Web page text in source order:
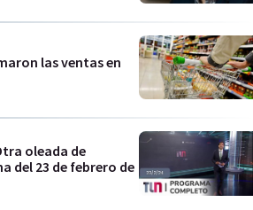
las ventas en
oleada de
del 23 de febrero de